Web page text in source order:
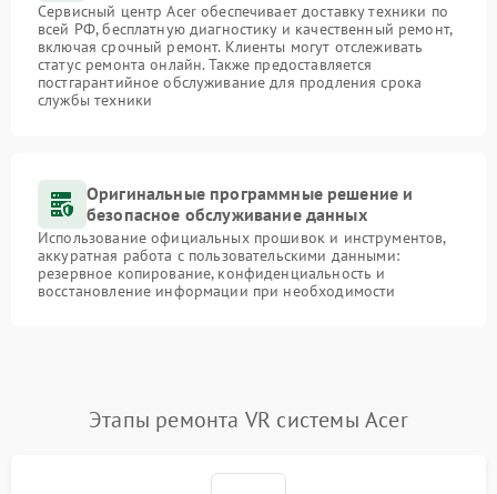
Сервисный центр Acer обеспечивает доставку техники по
всей РФ, бесплатную диагностику и качественный ремонт,
включая срочный ремонт. Клиенты могут отслеживать
статус ремонта онлайн. Также предоставляется
постгарантийное обслуживание для продления срока
службы техники
Оригинальные программные решение и
безопасное обслуживание данных
Использование официальных прошивок и инструментов,
аккуратная работа с пользовательскими данными:
резервное копирование, конфиденциальность и
восстановление информации при необходимости
Этапы ремонта VR системы Acer